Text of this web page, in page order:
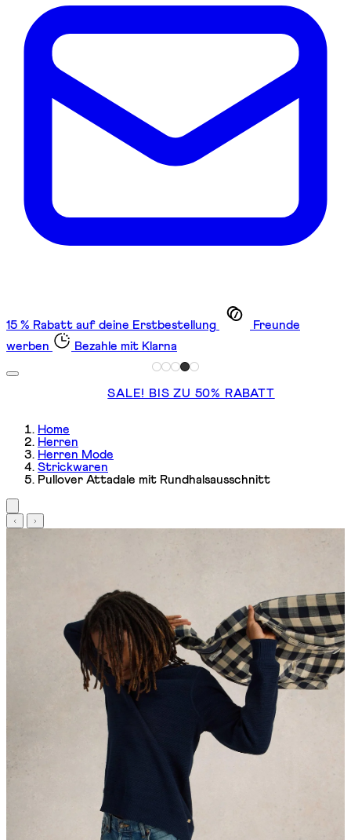
15 % Rabatt auf deine Erstbestellung
Freunde
werben
Bezahle mit Klarna
SALE! BIS ZU 50% RABATT
Home
Herren
Herren Mode
Strickwaren
Pullover Attadale mit Rundhalsausschnitt